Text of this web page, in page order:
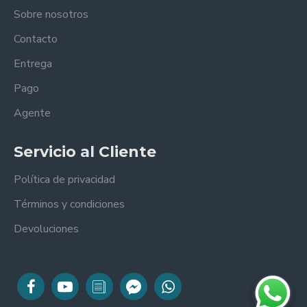
Sobre nosotros
Contacto
Entrega
Pago
Agente
Servicio al Cliente
Política de privacidad
Términos y condiciones
Devoluciones